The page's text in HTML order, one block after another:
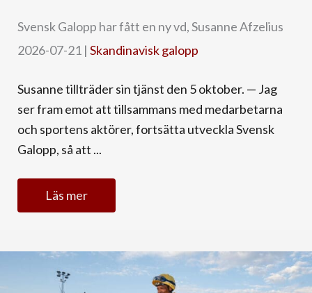
Svensk Galopp har fått en ny vd, Susanne Afzelius
2026-07-21 | Skandinavisk galopp
Susanne tillträder sin tjänst den 5 oktober. — Jag
ser fram emot att tillsammans med medarbetarna
och sportens aktörer, fortsätta utveckla Svensk
Galopp, så att ...
Läs mer